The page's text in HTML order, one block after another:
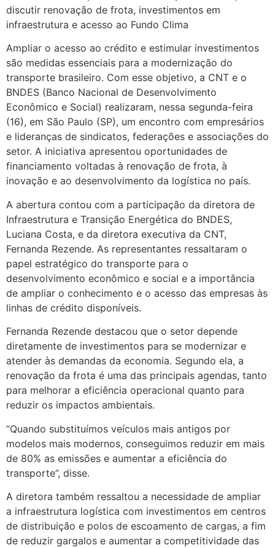
discutir renovação de frota, investimentos em
infraestrutura e acesso ao Fundo Clima
Ampliar o acesso ao crédito e estimular investimentos
são medidas essenciais para a modernização do
transporte brasileiro. Com esse objetivo, a CNT e o
BNDES (Banco Nacional de Desenvolvimento
Econômico e Social) realizaram, nessa segunda-feira
(16), em São Paulo (SP), um encontro com empresários
e lideranças de sindicatos, federações e associações do
setor. A iniciativa apresentou oportunidades de
financiamento voltadas à renovação de frota, à
inovação e ao desenvolvimento da logística no país.
A abertura contou com a participação da diretora de
Infraestrutura e Transição Energética do BNDES,
Luciana Costa, e da diretora executiva da CNT,
Fernanda Rezende. As representantes ressaltaram o
papel estratégico do transporte para o
desenvolvimento econômico e social e a importância
de ampliar o conhecimento e o acesso das empresas às
linhas de crédito disponíveis.
Fernanda Rezende destacou que o setor depende
diretamente de investimentos para se modernizar e
atender às demandas da economia. Segundo ela, a
renovação da frota é uma das principais agendas, tanto
para melhorar a eficiência operacional quanto para
reduzir os impactos ambientais.
“Quando substituímos veículos mais antigos por
modelos mais modernos, conseguimos reduzir em mais
de 80% as emissões e aumentar a eficiência do
transporte”, disse.
A diretora também ressaltou a necessidade de ampliar
a infraestrutura logística com investimentos em centros
de distribuição e polos de escoamento de cargas, a fim
de reduzir gargalos e aumentar a competitividade das